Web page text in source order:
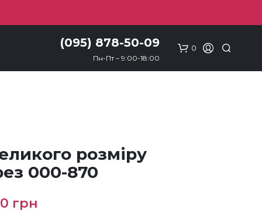
(095) 878-50-09
Пн-Пт – 9:00-18:00
0
розміру
000-870
грн